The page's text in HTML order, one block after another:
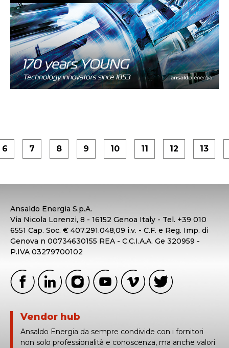
6 7 8 9 10 11 12 13
Ansaldo Energia S.p.A.
Via Nicola Lorenzi, 8 - 16152 Genoa Italy - Tel. +39 010
6551 Cap. Soc. € 407.291.048,09 i.v. - C.F. e Reg. Imp. di
Genova n 00734630155 REA - C.C.I.A.A. Ge 320959 -
P.IVA 03279700102
Vendor hub
Ansaldo Energia da sempre condivide con i fornitori
non solo professionalità e conoscenza, ma anche valori